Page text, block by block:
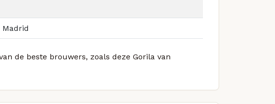
Madrid
de beste brouwers, zoals deze Gorila van